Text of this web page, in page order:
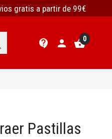
gratis a partir de 99€
contact_support person shopping_basket0
Pastillas